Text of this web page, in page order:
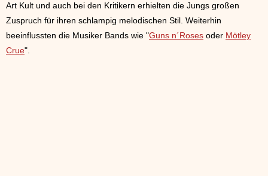
Art Kult und auch bei den Kritikern erhielten die Jungs großen
Zuspruch für ihren schlampig melodischen Stil. Weiterhin
beeinflussten die Musiker Bands wie "Guns n´Roses oder Mötley
Crue".